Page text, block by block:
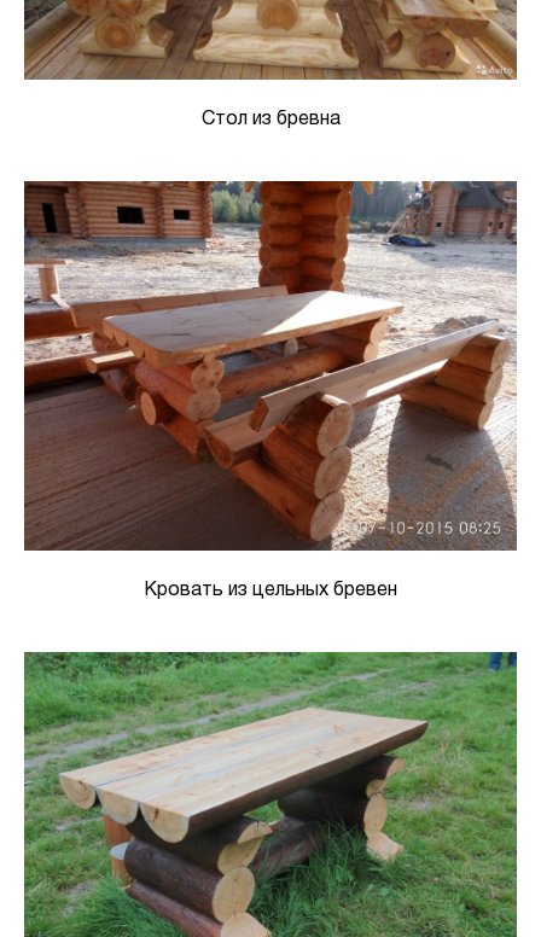
Стол из бревна
Кровать из цельных бревен